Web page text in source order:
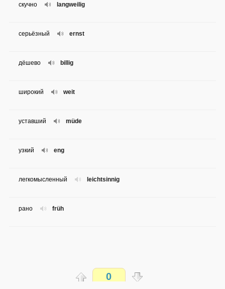
langweilig
скучно
ernst
серьёзный
billig
дёшево
weit
широкий
müde
уставший
eng
узкий
leichtsinnig
легкомысленный
früh
рано
0